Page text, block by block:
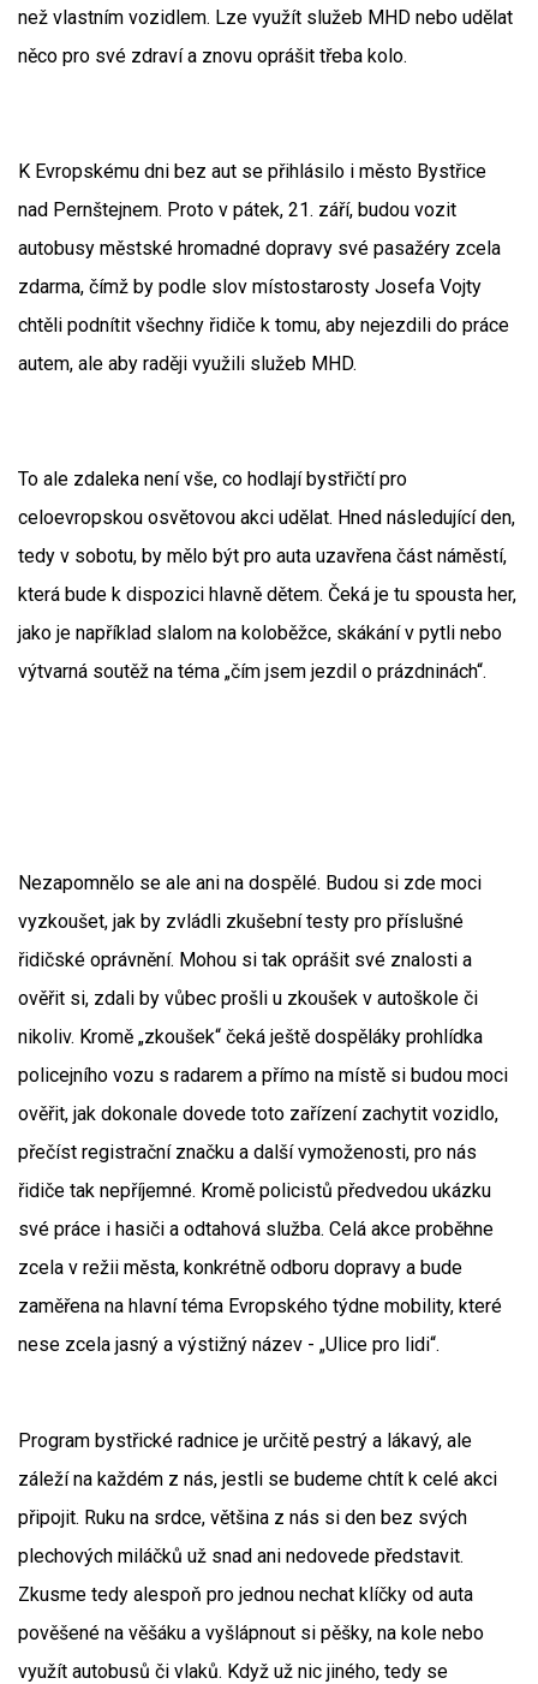
než vlastním vozidlem. Lze využít služeb MHD nebo udělat
něco pro své zdraví a znovu oprášit třeba kolo.
K Evropskému dni bez aut se přihlásilo i město Bystřice
nad Pernštejnem. Proto v pátek, 21. září, budou vozit
autobusy městské hromadné dopravy své pasažéry zcela
zdarma, čímž by podle slov místostarosty Josefa Vojty
chtěli podnítit všechny řidiče k tomu, aby nejezdili do práce
autem, ale aby raději využili služeb MHD.
To ale zdaleka není vše, co hodlají bystřičtí pro
celoevropskou osvětovou akci udělat. Hned následující den,
tedy v sobotu, by mělo být pro auta uzavřena část náměstí,
která bude k dispozici hlavně dětem. Čeká je tu spousta her,
jako je například slalom na koloběžce, skákání v pytli nebo
výtvarná soutěž na téma „čím jsem jezdil o prázdninách“.
Nezapomnělo se ale ani na dospělé. Budou si zde moci
vyzkoušet, jak by zvládli zkušební testy pro příslušné
řidičské oprávnění. Mohou si tak oprášit své znalosti a
ověřit si, zdali by vůbec prošli u zkoušek v autoškole či
nikoliv. Kromě „zkoušek“ čeká ještě dospěláky prohlídka
policejního vozu s radarem a přímo na místě si budou moci
ověřit, jak dokonale dovede toto zařízení zachytit vozidlo,
přečíst registrační značku a další vymoženosti, pro nás
řidiče tak nepříjemné. Kromě policistů předvedou ukázku
své práce i hasiči a odtahová služba. Celá akce proběhne
zcela v režii města, konkrétně odboru dopravy a bude
zaměřena na hlavní téma Evropského týdne mobility, které
nese zcela jasný a výstižný název - „Ulice pro lidi“.
Program bystřické radnice je určitě pestrý a lákavý, ale
záleží na každém z nás, jestli se budeme chtít k celé akci
připojit. Ruku na srdce, většina z nás si den bez svých
plechových miláčků už snad ani nedovede představit.
Zkusme tedy alespoň pro jednou nechat klíčky od auta
pověšené na věšáku a vyšlápnout si pěšky, na kole nebo
využít autobusů či vlaků. Když už nic jiného, tedy se